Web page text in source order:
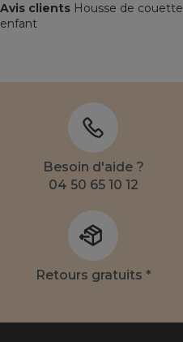
Avis clients Housse de couette
enfant
Besoin d'aide ?
04 50 65 10 12
Retours gratuits *